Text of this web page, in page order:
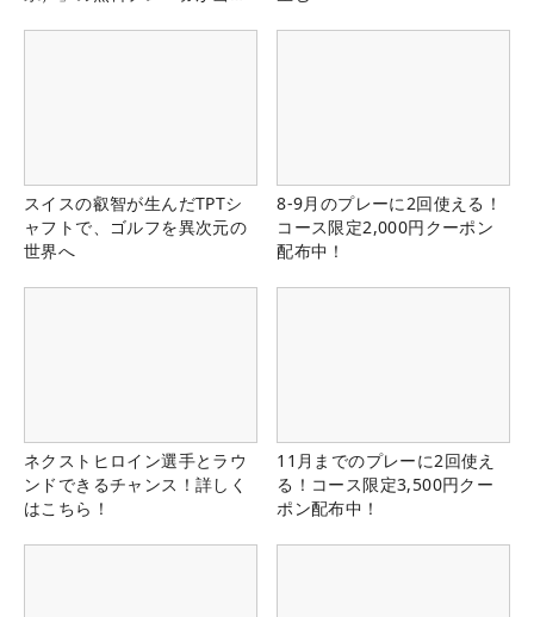
スイスの叡智が生んだTPTシ
ャフトで、ゴルフを異次元の
世界へ
8-9月のプレーに2回使える！
コース限定2,000円クーポン
配布中！
ネクストヒロイン選手とラウ
ンドできるチャンス！詳しく
はこちら！
11月までのプレーに2回使え
る！コース限定3,500円クー
ポン配布中！